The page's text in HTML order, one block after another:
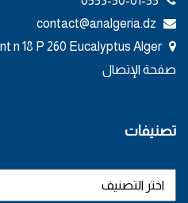
صفحة الإتصال
تصنيفات